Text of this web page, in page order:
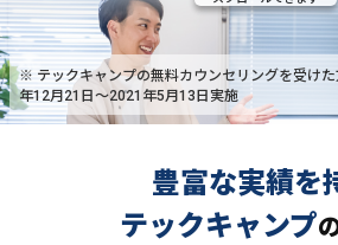
※ テックキャンプの無料カウンセリングを受けた
年12月21日〜2021年5月13日実施
豊富な実績を
テックキャンプ